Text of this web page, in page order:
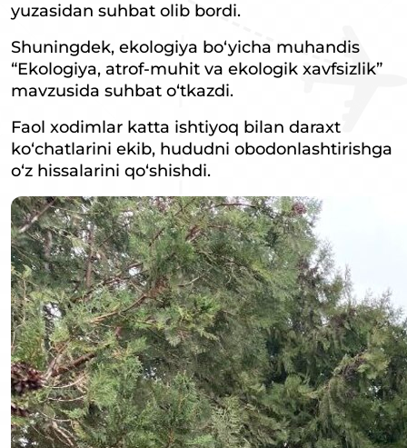
yuzasidan suhbat olib bordi.
Shuningdek, ekologiya bo‘yicha muhandis
“Ekologiya, atrof-muhit va ekologik xavfsizlik”
mavzusida suhbat o‘tkazdi.
Faol xodimlar katta ishtiyoq bilan daraxt
ko‘chatlarini ekib, hududni obodonlashtirishga
o‘z hissalarini qo‘shishdi.